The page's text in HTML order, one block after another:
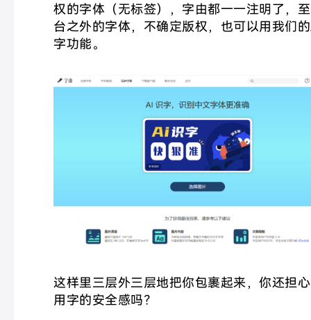
权的字体（无标签），字由都一一注明了，
台之外的字体，不确定版权，也可以用我们
字功能。
这样里三层外三层地把你包裹起来，你还担
用字的安全感吗？